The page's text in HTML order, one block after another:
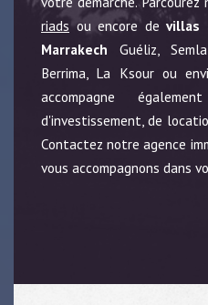
riads ou encore devillas
Marrakech Guéliz,
Berrima, La Ksour ou
accompagne
d'investissement, de
Contactez notre agence
vous accompagnons dans